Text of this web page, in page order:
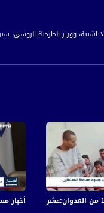
ووزير الخارجية الروسي،
الرباعية تناقش المقترح
السريعة واتخاذ
الداخل - لاول مرة منذ ٧٠ عام
أخبار مساواة:في اليوم